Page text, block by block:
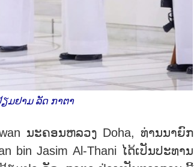
ມຢາມ ລັດ ກາຕາ
ນະຄອນຫລວງ Doha, ທ່ານນາຍົກ
bin Jasim Al-Thani ໄດ້ເປັນປະທານ